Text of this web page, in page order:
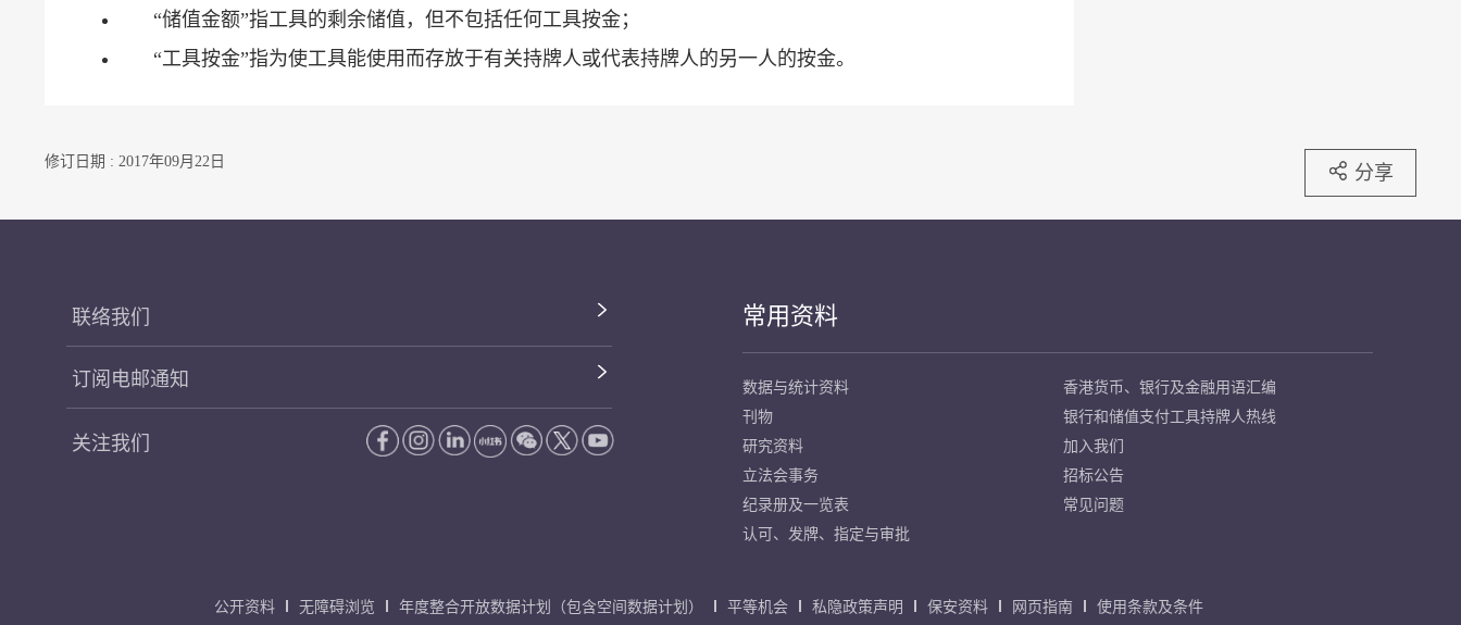
“储值金额”指工具的剩余储值，但不包括任何工具按金；
“工具按金”指为使工具能使用而存放于有关持牌人或代表持牌人的另一人的按金。
修订日期 : 2017年09月22日 分享
联络我们
订阅电邮通知
关注我们
常用资料
数据与统计资料
刊物
研究资料
立法会事务
纪录册及一览表
认可、发牌、指定与审批
香港货币、银行及金融用语汇编
银行和储值支付工具持牌人热线
加入我们
招标公告
常见问题
公开资料 无障碍浏览 年度整合开放数据计划（包含空间数据计划） 平等机会 私隐政策声明 保安资料 网页指南 使用条款及条件